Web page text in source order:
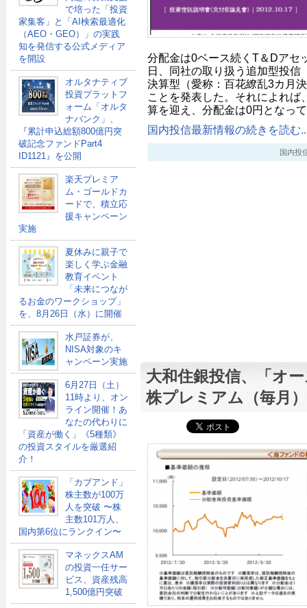
で培った「投資
家集客」と「AI検索最適化
（AEO・GEO）」の実践
知を発信する公式メディア
を開設
オルタナティブ
投資プラットフ
ォーム「オルタ
ナバンク」、
『累計申込総額800億円突
破記念ファンドPart4
ID1121』を公開
楽天プレミア
ム・ゴールドカ
ードで、積立応
援キャンペーン
実施
夏休みに親子で
楽しく学ぶ金融
教育イベント
「未来につなが
るお金のワークショップ」
を、8月26日（水）に開催
水戸証券が、
NISA対象のキ
ャンペーン実施
6月27日（土）
11時より、オン
ライン開催！あ
なたの代わりに
「資産が働く」《5種類》
の投資スタイルを厳選紹
介！
「カブアンド」
株主数が100万
人を突破 〜株
主数101万人、
国内第6位にランクイン〜
マネックスAM
の投資一任サー
ビス、資産残高
1,500億円突破
分配金は0ベース続くT＆Dアセ
日、同社の取り扱う追加型投信
決算型（愛称：百花繚乱3カ月
ことを発表した。それによれば
算を迎え、分配金は0円となっ
国内投信最新情報の続きを読む
国内投
大和住銀投信、「オ
株プレミアム（毎月